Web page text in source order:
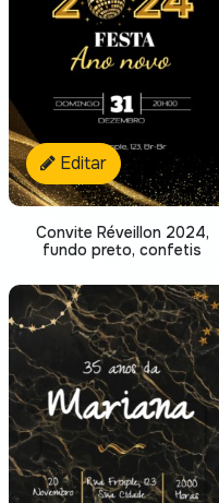
Editar
Convite Réveillon 2024,
fundo preto, confetis